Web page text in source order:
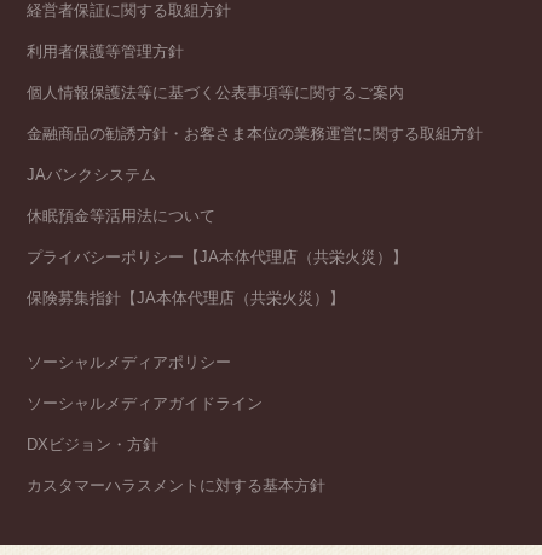
経営者保証に関する取組方針
利用者保護等管理方針
個人情報保護法等に基づく公表事項等に関するご案内
金融商品の勧誘方針・お客さま本位の業務運営に関する取組方針
JAバンクシステム
休眠預金等活用法について
プライバシーポリシー【JA本体代理店（共栄火災）】
保険募集指針【JA本体代理店（共栄火災）】
ソーシャルメディアポリシー
ソーシャルメディアガイドライン
DXビジョン・方針
カスタマーハラスメントに対する基本方針